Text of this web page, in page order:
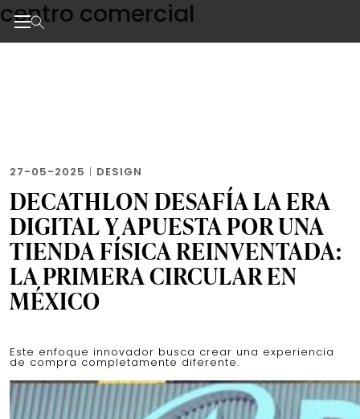
Skip
to
the
centro comercial
27-05-2025 | DESIGN
DECATHLON DESAFÍA LA ERA
DIGITAL Y APUESTA POR UNA
TIENDA FÍSICA REINVENTADA:
LA PRIMERA CIRCULAR EN
MÉXICO
Este enfoque innovador busca crear una experiencia
de compra completamente diferente.